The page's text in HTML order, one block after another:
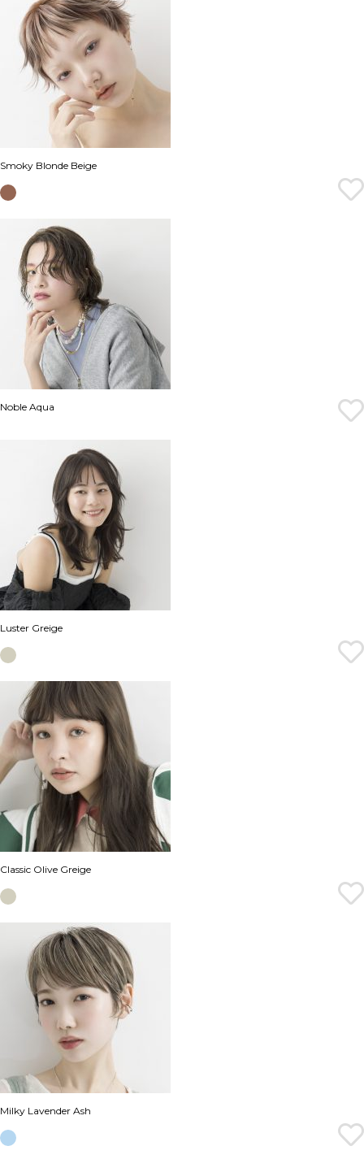
Smoky Blonde Beige
Noble Aqua
Luster Greige
Classic Olive Greige
Milky Lavender Ash